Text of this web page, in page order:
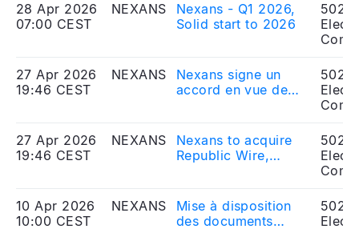
28 Apr 2026
07:00 CEST
NEXANS
Nexans - Q1 2026,
Solid start to 2026
27 Apr 2026
19:46 CEST
NEXANS
Nexans signe un
accord en vue de
établit une
plateforme
stratégique aux
27 Apr 2026
19:46 CEST
NEXANS
Nexans to acquire
Republic Wire,
the United States
10 Apr 2026
10:00 CEST
NEXANS
Mise à disposition
des documents